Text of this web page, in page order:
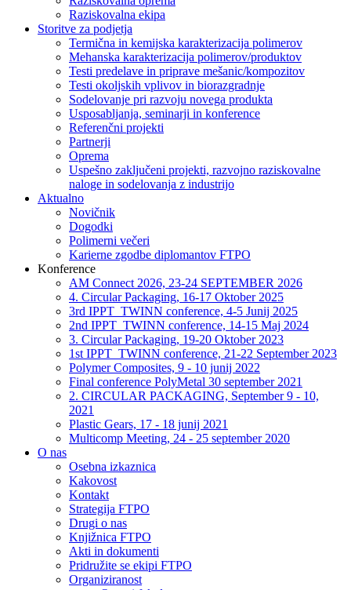
Raziskovalna ekipa
Storitve za podjetja
Termična in kemijska karakterizacija polimerov
Mehanska karakterizacija polimerov/produktov
Testi predelave in priprave mešanic/kompozitov
Testi okoljskih vplivov in biorazgradnje
Sodelovanje pri razvoju novega produkta
Usposabljanja, seminarji in konference
Referenčni projekti
Partnerji
Oprema
Uspešno zaključeni projekti, razvojno raziskovalne
naloge in sodelovanja z industrijo
Aktualno
Novičnik
Dogodki
Polimerni večeri
Karierne zgodbe diplomantov FTPO
Konference
AM Connect 2026, 23-24 SEPTEMBER 2026
4. Circular Packaging, 16-17 Oktober 2025
3rd IPPT_TWINN conference, 4-5 Junij 2025
2nd IPPT_TWINN conference, 14-15 Maj 2024
3. Circular Packaging, 19-20 Oktober 2023
1st IPPT_TWINN conference, 21-22 September 2023
Polymer Composites, 9 - 10 junij 2022
Final conference PolyMetal 30 september 2021
2. CIRCULAR PACKAGING, September 9 - 10,
2021
Plastic Gears, 17 - 18 junij 2021
Multicomp Meeting, 24 - 25 september 2020
O nas
Osebna izkaznica
Kakovost
Kontakt
Strategija FTPO
Drugi o nas
Knjižnica FTPO
Akti in dokumenti
Pridružite se ekipi FTPO
Organiziranost